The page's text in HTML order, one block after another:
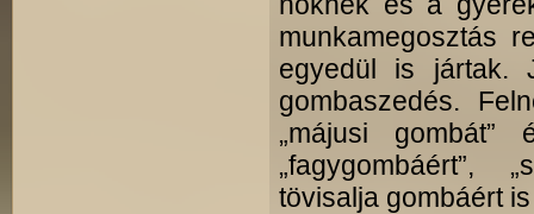
munkamegosztás
egyedül is jártak.
gombaszedés.
„májusi
„fagygombáért”,
tövisalja gombáért